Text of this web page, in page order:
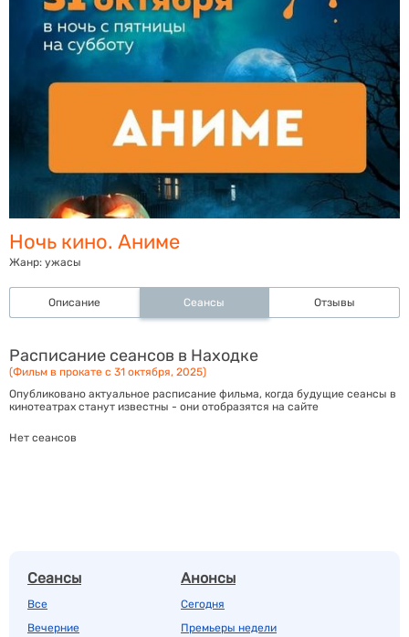
Ночь кино. Аниме
Жанр: ужасы
Описание Сеансы Отзывы
Расписание сеансов в Находке
(Фильм в прокате с 31 октября, 2025)
Опубликовано актуальное расписание фильма, когда будущие сеансы в
кинотеатрах станут известны - они отобразятся на сайте
Нет сеансов
Сеансы
Все
Вечерние
Анонсы
Сегодня
Премьеры недели